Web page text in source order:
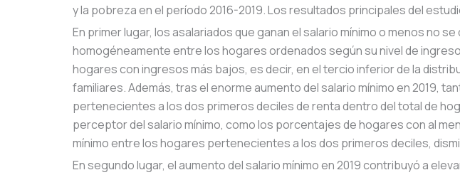
y la pobreza en el período 2016-2019. Los resultados principales del
En primer lugar, los asalariados que ganan el salario mínimo o menos no
homogéneamente entre los hogares ordenados según su nivel de
hogares con ingresos más bajos, es decir, en el tercio inferior de la
familiares. Además, tras el enorme aumento del salario mínimo en 2019,
pertenecientes a los dos primeros deciles de renta dentro del total de
perceptor del salario mínimo, como los porcentajes de hogares con al
mínimo entre los hogares pertenecientes a los dos primeros deciles,
En segundo lugar, el aumento del salario mínimo en 2019 contribuyó a